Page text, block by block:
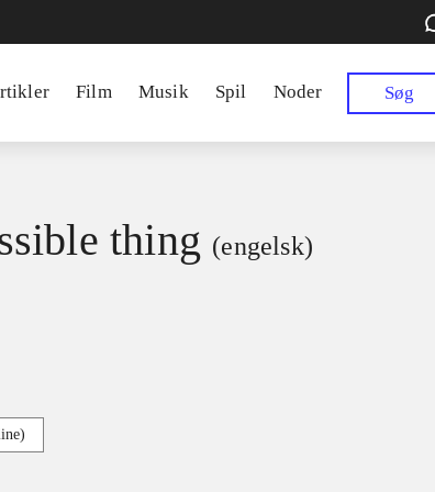
Film Musik Spil Noder Søg
thing (engelsk)